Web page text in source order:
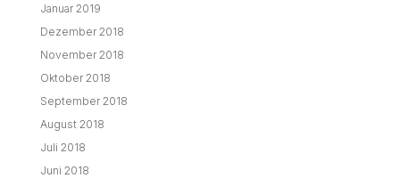
Januar 2019
Dezember 2018
November 2018
Oktober 2018
September 2018
August 2018
Juli 2018
Juni 2018